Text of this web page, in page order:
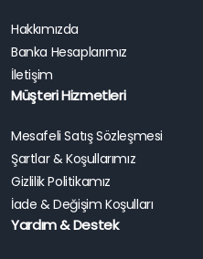
Hakkımızda
Banka Hesaplarımız
İletişim
Müşteri Hizmetleri
Mesafeli Satış Sözleşmesi
Şartlar & Koşullarımız
Gizlilik Politikamız
İade & Değişim Koşulları
Yardım & Destek